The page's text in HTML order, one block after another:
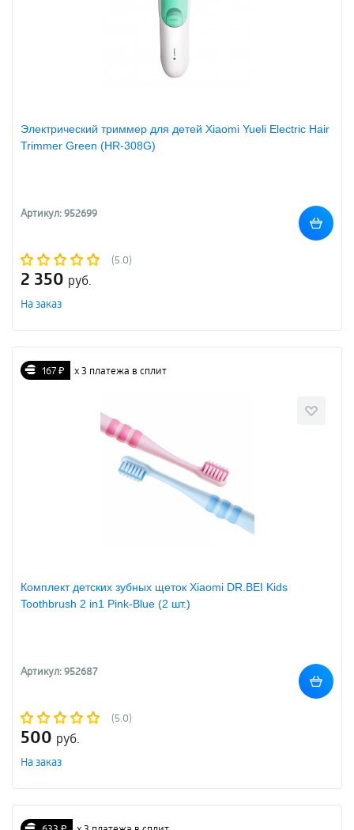
Электрический триммер для детей Xiaomi Yueli Electric Hair
Trimmer Green (HR-308G)
Артикул: 952699
(5.0)
2 350 руб.
На заказ
167 ₽ х 3 платежа в сплит
Комплект детских зубных щеток Xiaomi DR.BEI Kids
Toothbrush 2 in1 Pink-Blue (2 шт.)
Артикул: 952687
(5.0)
500 руб.
На заказ